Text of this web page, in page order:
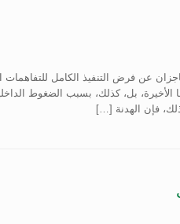
عن فرض التنفيذ الكامل
بل، كذلك، بسبب الضغوط
فإن الهدنة […]